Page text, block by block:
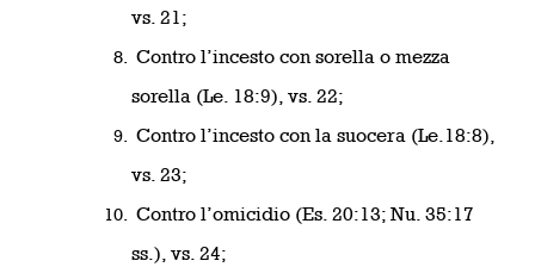
vs. 21;
Contro l’incesto con sorella o mezza
sorella (Le. 18:9), vs. 22;
Contro l’incesto con la suocera (Le.18:8),
vs. 23;
Contro l’omicidio (Es. 20:13; Nu. 35:17
ss.), vs. 24;